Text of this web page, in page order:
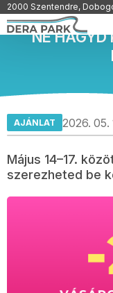
2000 Szentendre,
NE
AJÁNLAT 2026. 05.
Május 14–17.
szerezheted be